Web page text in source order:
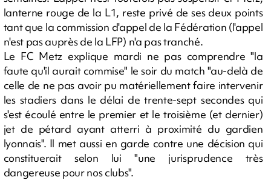
lanterne rouge de la L1, reste privé de ses deux points
tant que la commission d'appel de la Fédération (l'appel
n'est pas auprès de la LFP) n'a pas tranché.
Le FC Metz explique mardi ne pas comprendre "la
faute qu'il aurait commise" le soir du match "au-delà de
celle de ne pas avoir pu matériellement faire intervenir
les stadiers dans le délai de trente-sept secondes qui
s'est écoulé entre le premier et le troisième (et dernier)
jet de pétard ayant atterri à proximité du gardien
lyonnais". Il met aussi en garde contre une décision qui
constituerait selon lui "une jurisprudence très
dangereuse pour nos clubs".